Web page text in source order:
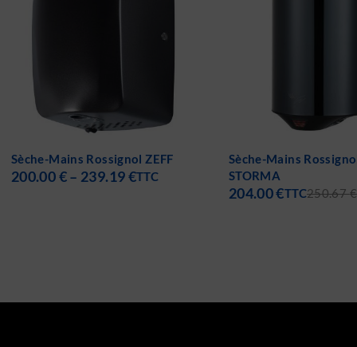
Sèche-Mains Rossignol
STORMA
Sèche-Mains
PULSEO
275.88€–297.95€